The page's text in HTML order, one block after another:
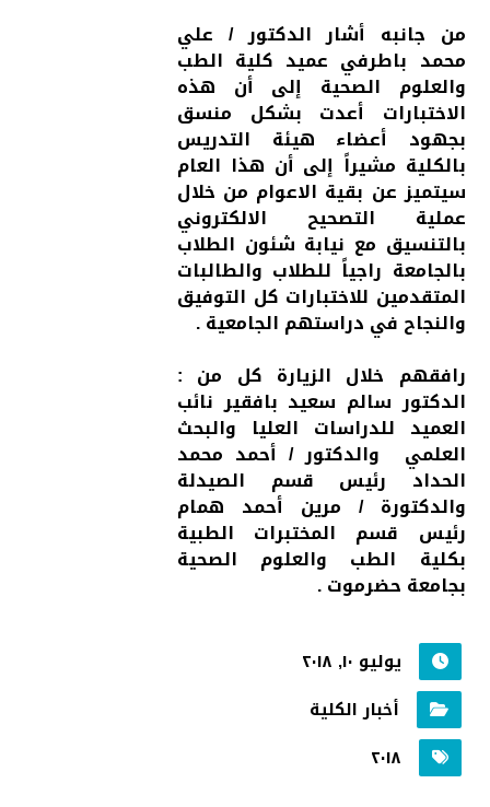
من جانبه أشار الدكتور / علي
محمد باطرفي عميد كلية الطب
والعلوم الصحية إلى أن هذه
الاختبارات أعدت بشكل منسق
بجهود أعضاء هيئة التدريس
بالكلية مشيراً إلى أن هذا العام
سيتميز عن بقية الاعوام من خلال
عملية التصحيح الالكتروني
بالتنسيق مع نيابة شئون الطلاب
بالجامعة راجياً للطلاب والطالبات
المتقدمين للاختبارات كل التوفيق
والنجاح في دراستهم الجامعية .
رافقهم خلال الزيارة كل من :
الدكتور سالم سعيد بافقير نائب
العميد للدراسات العليا والبحث
العلمي والدكتور / أحمد محمد
الحداد رئيس قسم الصيدلة
والدكتورة / مرين أحمد همام
رئيس قسم المختبرات الطبية
بكلية الطب والعلوم الصحية
بجامعة حضرموت .
يوليو ١٠, ٢٠١٨
أخبار الكلية
٢٠١٨